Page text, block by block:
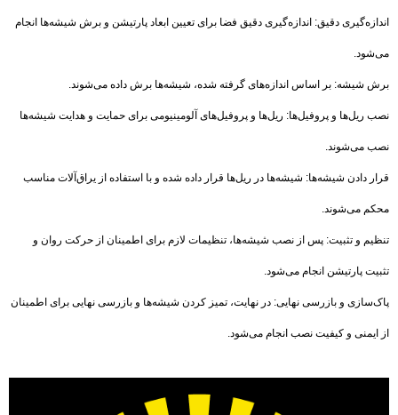
اندازه‌گیری دقیق: اندازه‌گیری دقیق فضا برای تعیین ابعاد پارتیشن و برش شیشه‌ها انجام
می‌شود.
برش شیشه: بر اساس اندازه‌های گرفته شده، شیشه‌ها برش داده می‌شوند.
نصب ریل‌ها و پروفیل‌ها: ریل‌ها و پروفیل‌های آلومینیومی برای حمایت و هدایت شیشه‌ها
نصب می‌شوند.
قرار دادن شیشه‌ها: شیشه‌ها در ریل‌ها قرار داده شده و با استفاده از یراق‌آلات مناسب
محکم می‌شوند.
تنظیم و تثبیت: پس از نصب شیشه‌ها، تنظیمات لازم برای اطمینان از حرکت روان و
تثبیت پارتیشن انجام می‌شود.
پاک‌سازی و بازرسی نهایی: در نهایت، تمیز کردن شیشه‌ها و بازرسی نهایی برای اطمینان
از ایمنی و کیفیت نصب انجام می‌شود.